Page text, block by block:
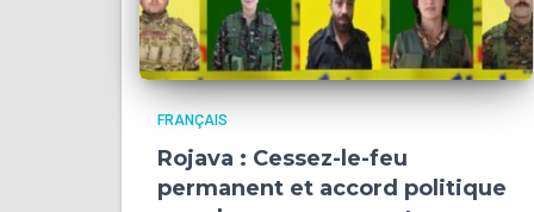
FRANÇAIS
Rojava : Cessez-le-feu
permanent et accord politique